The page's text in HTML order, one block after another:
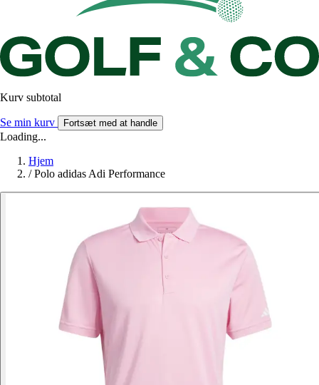
Kurv subtotal
Se min kurv Fortsæt med at handle
Loading...
Hjem
/ Polo adidas Adi Performance